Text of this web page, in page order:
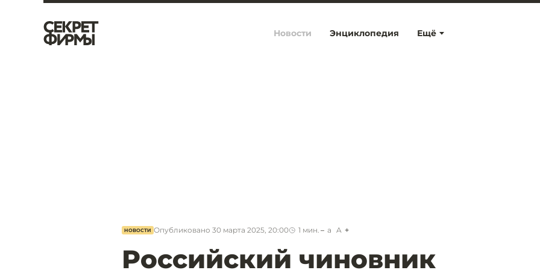
Ещё
Новости Энциклопедия
НОВОСТИ Опубликовано 30 марта 2025, 20:00 1 мин. a A
Российский чиновник